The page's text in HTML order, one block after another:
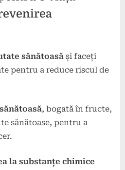
sănătoasă și faceți
pentru a reduce riscul de
, bogată în fructe,
sănătoase, pentru a
la substanțe chimice